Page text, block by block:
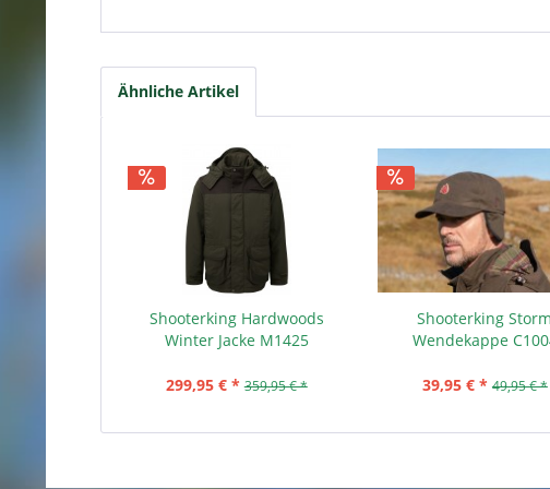
Ähnliche Artikel
Shooterking Hardwoods
Winter Jacke M1425
299,95 € * 359,95 € *
Shooterking Storm
Wendekappe
39,95 € * 49,95 € *